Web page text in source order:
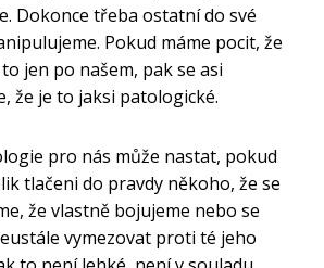
Dokonce třeba ostatní do své
Pokud máme pocit, že
to jen po našem, pak se asi
že je to jaksi patologické.
pro nás může nastat, pokud
tlačeni do pravdy někoho, že se
že vlastně bojujeme nebo se
vymezovat proti té jeho